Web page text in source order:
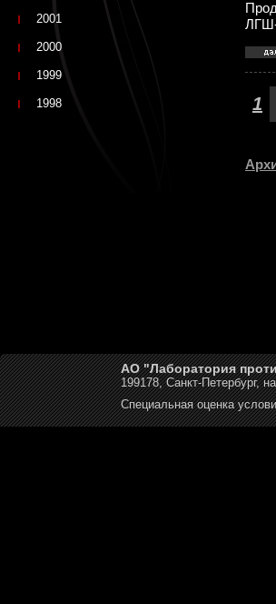
1
2001
2000
1999
1998
АО "Лаборатория
199178, Санкт-Петербург,
Специальная оценка